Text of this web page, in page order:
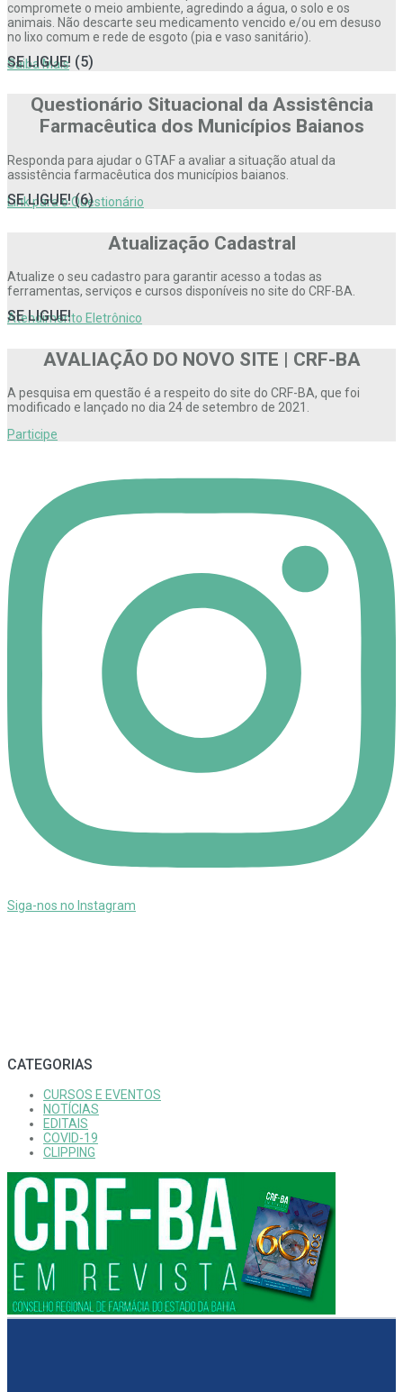
compromete o meio ambiente, agredindo a água, o solo e os
animais. Não descarte seu medicamento vencido e/ou em desuso
no lixo comum e rede de esgoto (pia e vaso sanitário).
Saiba Mais
SE LIGUE! (5)
Questionário Situacional da Assistência
Farmacêutica dos Municípios Baianos
Responda para ajudar o GTAF a avaliar a situação atual da
assistência farmacêutica dos municípios baianos.
Link para o Questionário
SE LIGUE! (6)
Atualização Cadastral
Atualize o seu cadastro para garantir acesso a todas as
ferramentas, serviços e cursos disponíveis no site do CRF-BA.
Atendimento Eletrônico
SE LIGUE!
AVALIAÇÃO DO NOVO SITE | CRF-BA
A pesquisa em questão é a respeito do site do CRF-BA, que foi
modificado e lançado no dia 24 de setembro de 2021.
Participe
Siga-nos no Instagram
CATEGORIAS
CURSOS E EVENTOS
NOTÍCIAS
EDITAIS
COVID-19
CLIPPING